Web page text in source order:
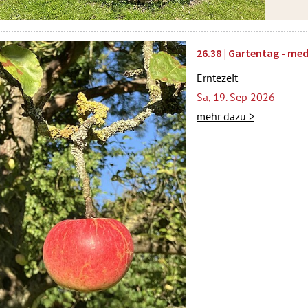
26.38 | Gartentag -
Erntezeit
Sa, 19. Sep 2026
mehr dazu >